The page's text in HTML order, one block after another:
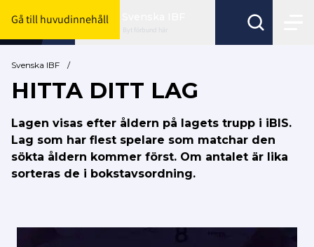
Gå till huvudinnehåll
Byt förbund här
Svenska IBF /
HITTA DITT LAG
Lagen visas efter åldern på lagets trupp i iBIS.
Lag som har flest spelare som matchar den
sökta åldern kommer först. Om antalet är lika
sorteras de i bokstavsordning.